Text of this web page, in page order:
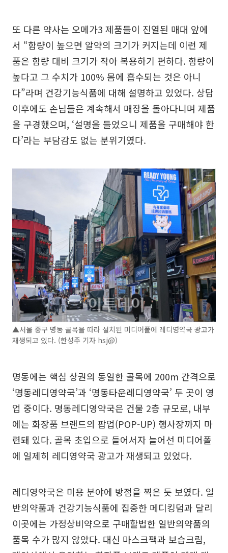
또 다른 약사는 오메가3 제품들이 진열된 매대 앞에
서 “함량이 높으면 알약의 크기가 커지는데 이런 제
품은 함량 대비 크기가 작아 복용하기 편하다. 함량이
높다고 그 수치가 100% 몸에 흡수되는 것은 아니
다”라며 건강기능식품에 대해 설명하고 있었다. 상담
이후에도 손님들은 계속해서 매장을 돌아다니며 제품
을 구경했으며, ‘설명을 들었으니 제품을 구매해야 한
다’라는 부담감도 없는 분위기였다.
▲서울 중구 명동 골목을 따라 설치된 미디어폴에 레디영약국 광고가
재생되고 있다. (한성주 기자 hsj@)
명동에는 핵심 상권의 동일한 골목에 200m 간격으로
‘명동레디영약국’과 ‘명동타운레디영약국’ 두 곳이 영
업 중이다. 명동레디영약국은 건물 2층 규모로, 내부
에는 화장품 브랜드의 팝업(POP-UP) 행사장까지 마
련돼 있다. 골목 초입으로 들어서자 늘어선 미디어폴
에 일제히 레디영약국 광고가 재생되고 있었다.
레디영약국은 미용 분야에 방점을 찍은 듯 보였다. 일
반의약품과 건강기능식품에 집중한 메디킹덤과 달리
이곳에는 가정상비약으로 구매할법한 일반의약품의
품목 수가 많지 않았다. 대신 마스크팩과 보습크림,